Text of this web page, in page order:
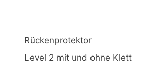
Rückenprotektor
Level 2 mit und ohne Klett